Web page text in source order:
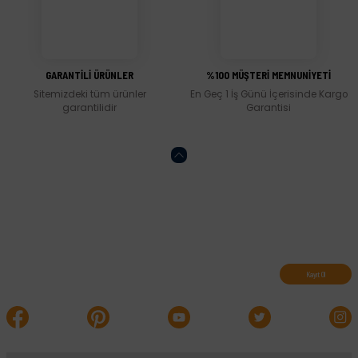
GARANTİLİ ÜRÜNLER
Sitemizdeki tüm ürünler
garantilidir
%100 MÜŞTERİ MEMNUNİYETİ
En Geç 1 İş Günü İçerisinde Kargo
Garantisi
Kayıt Ol